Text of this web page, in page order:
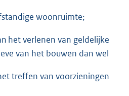
woonruimte;
het verlenen van geldelijke
van het bouwen dan wel
treffen van voorzieningen